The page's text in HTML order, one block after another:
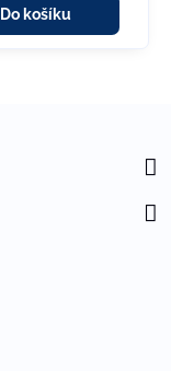
Do košíku